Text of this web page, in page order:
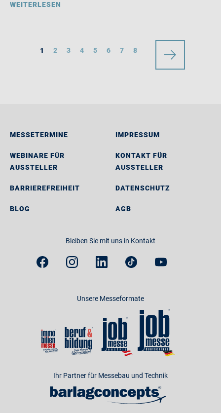
WEITERLESEN
1 2 3 4 5 6 7 8
MESSETERMINE
WEBINARE FÜR
AUSSTELLER
BARRIEREFREIHEIT
BLOG
IMPRESSUM
KONTAKT FÜR
AUSSTELLER
DATENSCHUTZ
AGB
Bleiben Sie mit uns in Kontakt
Unsere Messeformate
Ihr Partner für Messebau und Technik